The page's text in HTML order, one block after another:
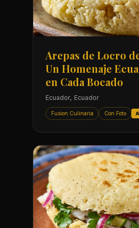
Arepas de Locro
Un Homenaje
en Cada Bocado
Ecuador, Ecuador
Fusion Culinaria Con Foto